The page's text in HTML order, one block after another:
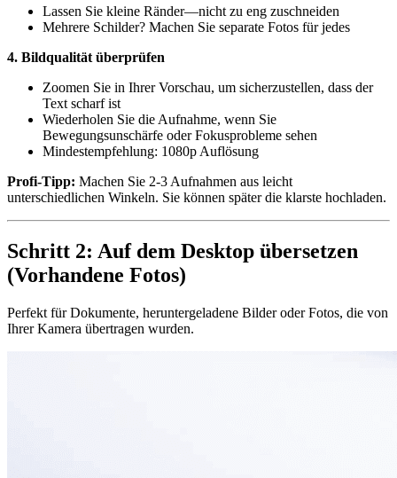
Lassen Sie kleine Ränder—nicht zu eng zuschneiden
Mehrere Schilder? Machen Sie separate Fotos für jedes
4. Bildqualität überprüfen
Zoomen Sie in Ihrer Vorschau, um sicherzustellen, dass der
Text scharf ist
Wiederholen Sie die Aufnahme, wenn Sie
Bewegungsunschärfe oder Fokusprobleme sehen
Mindestempfehlung: 1080p Auflösung
Profi-Tipp: Machen Sie 2-3 Aufnahmen aus leicht
unterschiedlichen Winkeln. Sie können später die klarste hochladen.
Schritt 2: Auf dem Desktop übersetzen
(Vorhandene Fotos)
Perfekt für Dokumente, heruntergeladene Bilder oder Fotos, die von
Ihrer Kamera übertragen wurden.